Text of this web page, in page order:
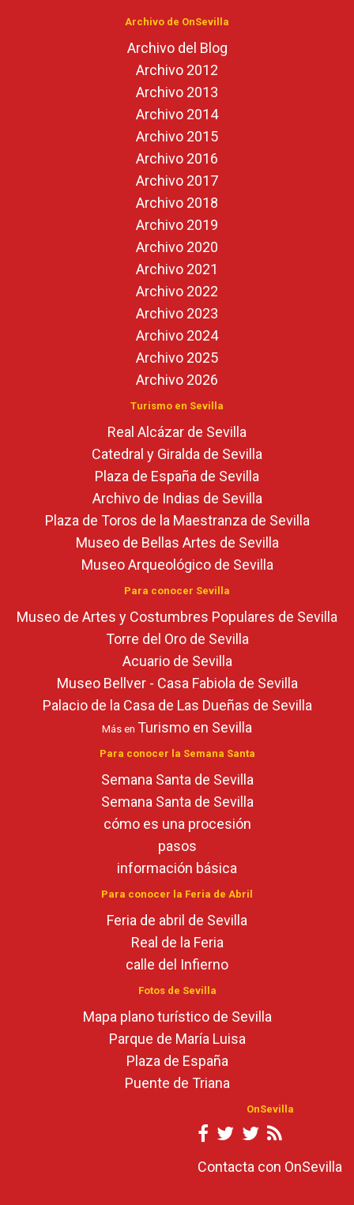
Archivo de OnSevilla
Archivo del Blog
Archivo 2012
Archivo 2013
Archivo 2014
Archivo 2015
Archivo 2016
Archivo 2017
Archivo 2018
Archivo 2019
Archivo 2020
Archivo 2021
Archivo 2022
Archivo 2023
Archivo 2024
Archivo 2025
Archivo 2026
Turismo en Sevilla
Real Alcázar de Sevilla
Catedral y Giralda de Sevilla
Plaza de España de Sevilla
Archivo de Indias de Sevilla
Plaza de Toros de la Maestranza de Sevilla
Museo de Bellas Artes de Sevilla
Museo Arqueológico de Sevilla
Para conocer Sevilla
Museo de Artes y Costumbres Populares de Sevilla
Torre del Oro de Sevilla
Acuario de Sevilla
Museo Bellver - Casa Fabiola de Sevilla
Palacio de la Casa de Las Dueñas de Sevilla
Más en Turismo en Sevilla
Para conocer la Semana Santa
Semana Santa de Sevilla
Semana Santa de Sevilla
cómo es una procesión
pasos
información básica
Para conocer la Feria de Abril
Feria de abril de Sevilla
Real de la Feria
calle del Infierno
Fotos de Sevilla
Mapa plano turístico de Sevilla
Parque de María Luisa
Plaza de España
Puente de Triana
OnSevilla
Contacta con OnSevilla